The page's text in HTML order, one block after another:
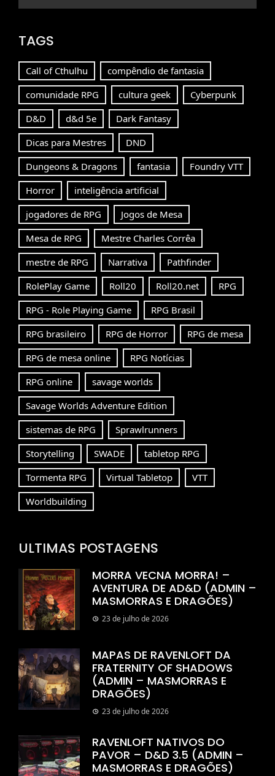
TAGS
Call of Cthulhu
compêndio de fantasia
comunidade RPG
cultura geek
Cyberpunk
D&D
d&d 5e
Dark Fantasy
Dicas para Mestres
DND
Dungeons & Dragons
fantasia
Foundry VTT
Horror
inteligência artificial
jogadores de RPG
Jogos de Mesa
Mesa de RPG
Mestre Charles Corrêa
mestre de RPG
Narrativa
Pathfinder
RolePlay Game
Roll20 Roll20.net
RPG
RPG - Role Playing Game
RPG Brasil
RPG brasileiro
RPG de Horror
RPG de mesa
RPG de mesa online
RPG Notícias
RPG online
savage worlds
Savage Worlds Adventure Edition
sistemas de RPG
Sprawlrunners
Storytelling
SWADE
tabletop RPG
Tormenta RPG
Virtual Tabletop
VTT
Worldbuilding
ULTIMAS POSTAGENS
MORRA VECNA MORRA! –
AVENTURA DE AD&D (ADMIN –
MASMORRAS E DRAGÕES)
23 de julho de 2026
MAPAS DE RAVENLOFT DA
FRATERNITY OF SHADOWS
(ADMIN – MASMORRAS E
DRAGÕES)
23 de julho de 2026
RAVENLOFT NATIVOS DO
PAVOR – D&D 3.5 (ADMIN –
MASMORRAS E DRAGÕES)